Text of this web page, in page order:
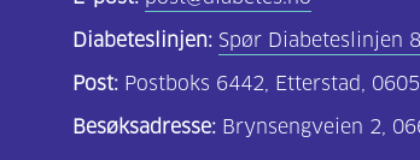
Diabeteslinjen: Spør Diabeteslinjen
Post: Postboks 6442, Etterstad,
Besøksadresse: Brynsengveien 2,